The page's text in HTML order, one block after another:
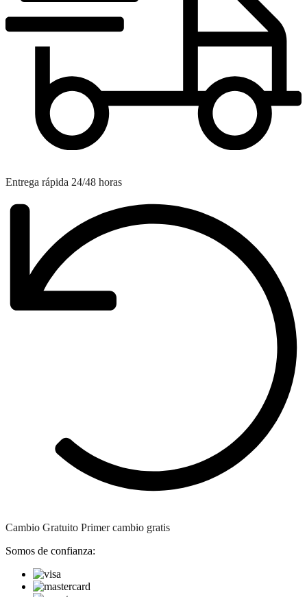
Entrega rápida 24/48 horas
Cambio Gratuito Primer cambio gratis
Somos de confianza: